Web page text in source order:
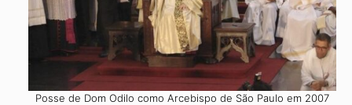
Posse de Dom Odilo como Arcebispo de São Paulo em 2007